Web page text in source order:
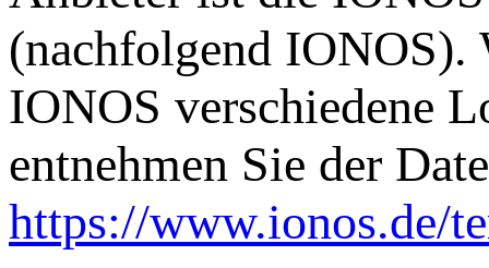
(nachfolgend IONOS).
IONOS verschiedene
entnehmen Sie der
https://www.ionos.de/